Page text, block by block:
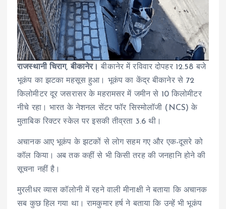
राजस्थानी चिराग, बीकानेर।बीकानेर में रविवार दोपहर 12.58 बजे
भूकंप का झटका महसूस हुआ। भूकंप का केंद्र बीकानेर से 72
किलोमीटर दूर जसरासर के महरामसर में जमीन से 10 किलोमीटर
नीचे रहा। भारत के नेशनल सेंटर फॉर सिस्मोलॉजी (NCS) के
मुताबिक रिक्टर स्केल पर इसकी तीव्रता 3.6 थी।
अचानक आए भूकंप के झटकों से लोग सहम गए और एक-दूसरे को
कॉल किया। अब तक कहीं से भी किसी तरह की जनहानि होने की
सूचना नहीं है।
मुरलीधर व्यास कॉलोनी में रहने वाली मीनाक्षी ने बताया कि अचानक
सब कुछ हिल गया था। रामकुमार हर्ष ने बताया कि उन्हें भी भूकंप